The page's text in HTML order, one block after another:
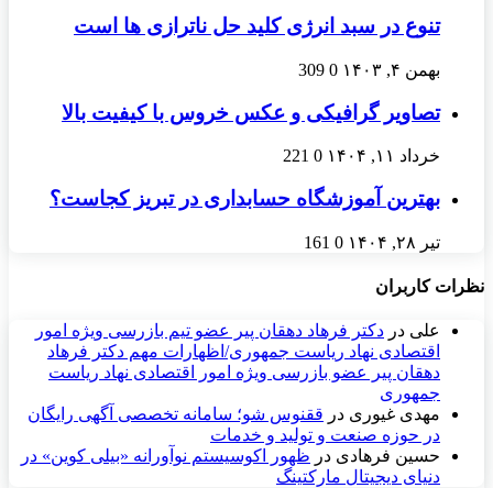
تنوع در سبد انرژی کلید حل ناترازی ها است
بهمن ۴, ۱۴۰۳ 0
309
تصاویر گرافیکی و عکس خروس با کیفیت بالا
خرداد ۱۱, ۱۴۰۴ 0
221
بهترین آموزشگاه حسابداری در تبریز کجاست؟
تیر ۲۸, ۱۴۰۴ 0
161
نظرات کاربران
علی در دکتر فرهاد دهقان پیر عضو تيم بازرسی ويژه امور
اقتصادی نهاد رياست جمهوری/اظهارات مهم دکتر فرهاد
دهقان پیر عضو بازرسی ویژه امور اقتصادی نهاد ریاست
جمهوری
مهدی غیوری در ققنوس شو؛ سامانه تخصصی آگهی رایگان
در حوزه صنعت و تولید و خدمات
حسین فرهادی در ظهور اکوسیستم نوآورانه «بیلی کوین» در
دنیای دیجیتال مارکتینگ